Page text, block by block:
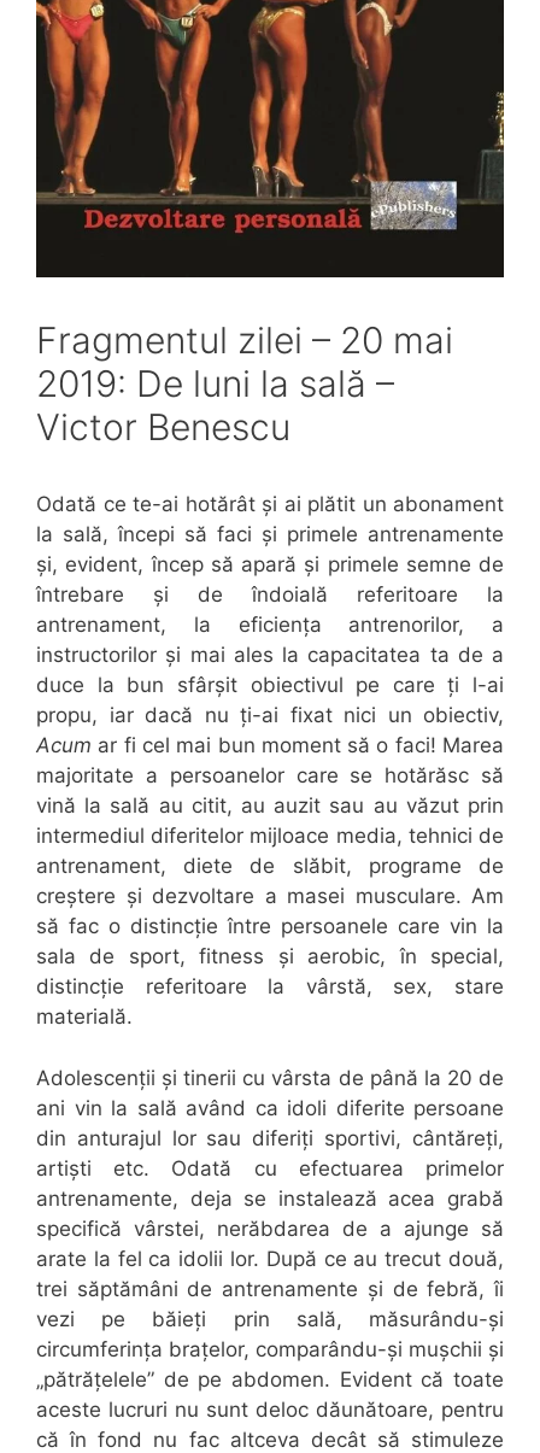
Fragmentul zilei – 20 mai
2019: De luni la sală –
Victor Benescu
Odată ce te-ai hotărât și ai plătit un abonament
la sală, începi să faci și primele antrenamente
și, evident, încep să apară și primele semne de
întrebare și de îndoială referitoare la
antrenament, la eficiența antrenorilor, a
instructorilor și mai ales la capacitatea ta de a
duce la bun sfârșit obiectivul pe care ți l-ai
propu, iar dacă nu ți-ai fixat nici un obiectiv,
Acum ar fi cel mai bun moment să o faci! Marea
majoritate a persoanelor care se hotărăsc să
vină la sală au citit, au auzit sau au văzut prin
intermediul diferitelor mijloace media, tehnici de
antrenament, diete de slăbit, programe de
creștere și dezvoltare a masei musculare. Am
să fac o distincție între persoanele care vin la
sala de sport, fitness și aerobic, în special,
distincție referitoare la vârstă, sex, stare
materială.
Adolescenții și tinerii cu vârsta de până la 20 de
ani vin la sală având ca idoli diferite persoane
din anturajul lor sau diferiți sportivi, cântăreți,
artiști etc. Odată cu efectuarea primelor
antrenamente, deja se instalează acea grabă
specifică vârstei, nerăbdarea de a ajunge să
arate la fel ca idolii lor. După ce au trecut două,
trei săptămâni de antrenamente și de febră, îi
vezi pe băieți prin sală, măsurându-și
circumferința brațelor, comparându-și mușchii și
„pătrățelele” de pe abdomen. Evident că toate
aceste lucruri nu sunt deloc dăunătoare, pentru
că în fond nu fac altceva decât să stimuleze